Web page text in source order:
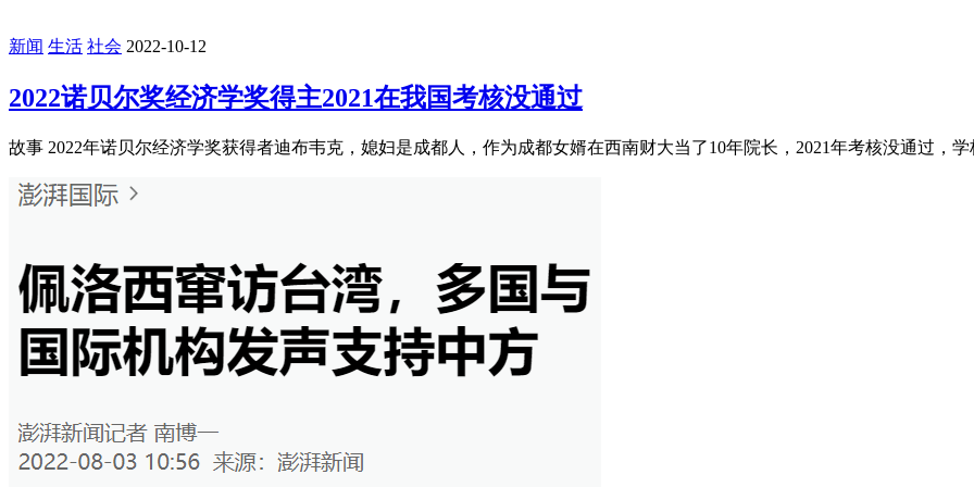
新闻 生活 社会 2022-10-12
2022诺贝尔奖经济学奖得主2021在我国考核没通过
故事 2022年诺贝尔经济学奖获得者迪布韦克，媳妇是成都人，作为成都女婿在西南财大当了10年院长，2021年考核没通过，学